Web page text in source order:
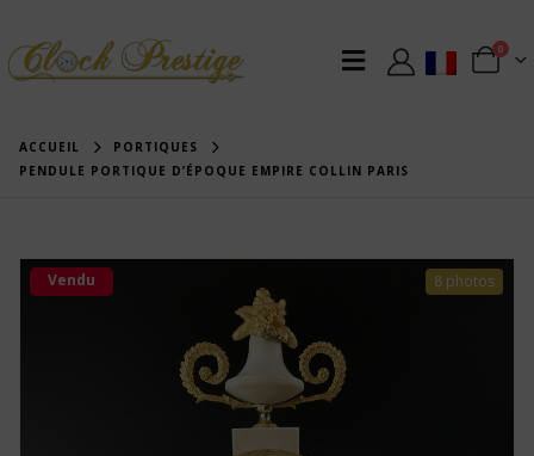
0
ACCUEIL
PORTIQUES
PENDULE PORTIQUE D’ÉPOQUE EMPIRE COLLIN PARIS
8 photos
Vendu